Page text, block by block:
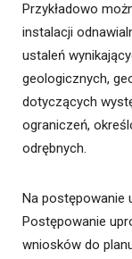
Przykładowo
instalacji
ustaleń
geologicznych,
dotyczących
ograniczeń,
odrębnych.
Na postępowanie
Postępowanie
wniosków do